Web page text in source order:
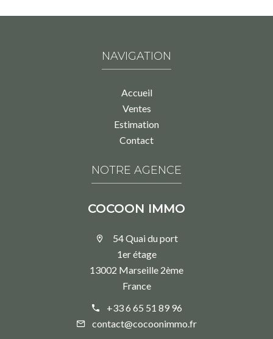
NAVIGATION
Accueil
Ventes
Estimation
Contact
NOTRE AGENCE
COCOON IMMO
54 Quai du port
1er étage
13002 Marseille 2ème
France
+33 6 65 51 89 96
contact@cocoonimmo.fr